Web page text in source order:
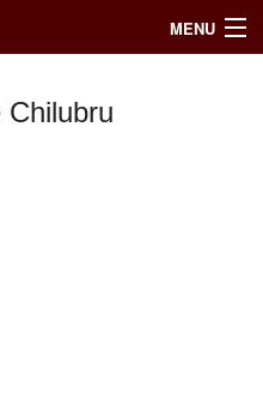
MENU
Chilubru